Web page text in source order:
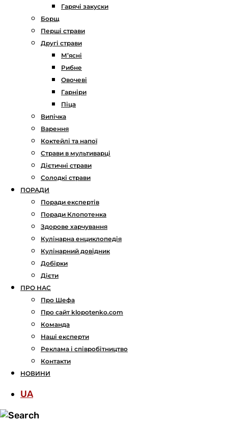
Гарячі закуски
Борщ
Перші страви
Другі страви
М’ясні
Рибне
Овочеві
Гарніри
Піца
Випічка
Варення
Коктейлі та напої
Страви в мультиварці
Дієтичні страви
Солодкі страви
ПОРАДИ
Поради експертів
Поради Клопотенка
Здорове харчування
Кулінарна енциклопедія
Кулінарний довідник
Добірки
Дієти
ПРО НАС
Про Шефа
Про сайт klopotenko.com
Команда
Наші експерти
Реклама і співробітництво
Контакти
НОВИНИ
UA